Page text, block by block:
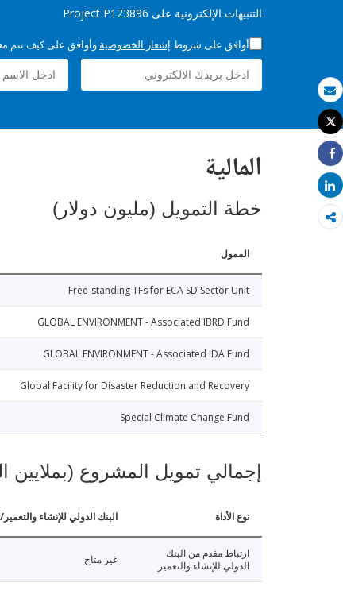
بريد الكتروني
طباعة
Tweet
Share
Share
التنبيهات الإلكترونية على Project P123896
أوافق على شروط إشعار الخصوصية وأوافق على كيف تتم
المالية
خطة التمويل (مليون دولار)
الممول
Free-standing TFs for ECA SD Sector Unit
GLOBAL ENVIRONMENT - Associated IBRD Fund
GLOBAL ENVIRONMENT - Associated IDA Fund
Global Facility for Disaster Reduction and Recovery
Special Climate Change Fund
إجمالي تمويل المشروع (بملايين
نوع الأداة البنك الدولي للإنشاء
ارتباط مقدم من البنك
الدولي للإنشاء والتعمير
غير متاح